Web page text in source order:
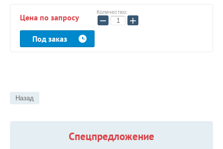
Спецпредложение
Цена по запросу
Количество:
− +
Под заказ
Назад